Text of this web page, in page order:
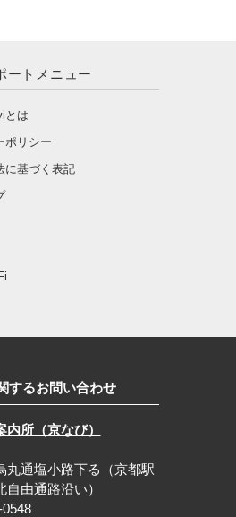
ートメニュー
とは
ポリシー
に基づく表記
するお問い合わせ
所（京なび）
丸通塩小路下る（京都駅
由通路沿い）